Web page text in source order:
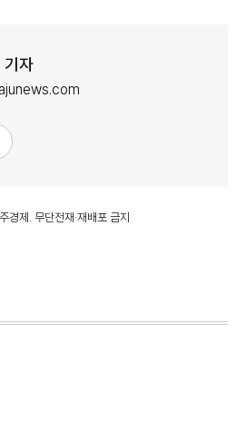
기자
제. 무단전재·재배포 금지